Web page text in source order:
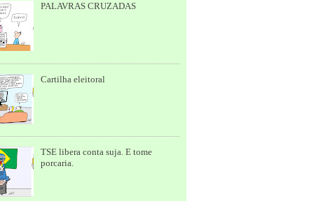
PALAVRAS CRUZADAS
Cartilha eleitoral
TSE libera conta suja. E tome
porcaria.